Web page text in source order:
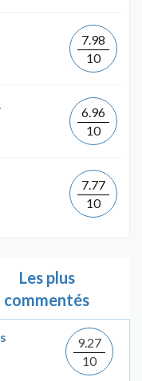
7.98
10
6.96
10
7.77
10
Les plus
commentés
9.27
10